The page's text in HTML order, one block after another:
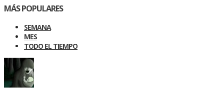
MÁS POPULARES
SEMANA
MES
TODO EL TIEMPO